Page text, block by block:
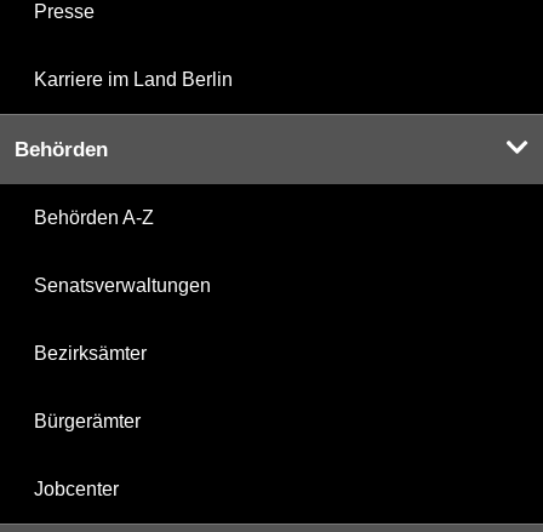
Presse
Karriere im Land Berlin
Behörden
Behörden A-Z
Senatsverwaltungen
Bezirksämter
Bürgerämter
Jobcenter